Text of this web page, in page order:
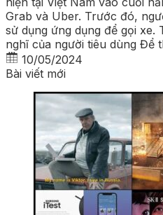
Grab và Uber. Trước đó,
sử dụng ứng dụng để gọi xe.
nghĩ của người tiêu dùng Để
10/05/2024
Bài viết mới